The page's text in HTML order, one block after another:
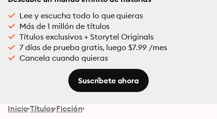
Lee y escucha todo lo que quieras
Más de 1 millón de títulos
Títulos exclusivos + Storytel Originals
7 días de prueba gratis, luego $7.99 /mes
Cancela cuando quieras
Suscríbete ahora
Inicio Títulos Ficción